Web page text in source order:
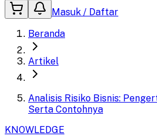
Masuk / Daftar
Beranda
Artikel
Analisis Risiko Bisnis:
Serta Contohnya
KNOWLEDGE